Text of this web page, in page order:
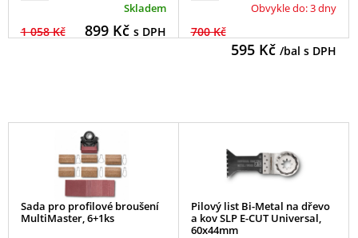
Skladem
1 058 Kč 899Kč s DPH
Obvykle do: 3 dny
700 Kč
595Kč /bal s DPH
Sada pro profilové broušení
MultiMaster, 6+1ks
Pilový list Bi-Metal na dřevo
a kov SLP E-CUT Universal,
60x44mm